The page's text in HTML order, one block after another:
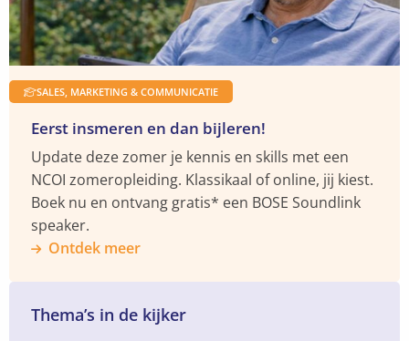
Eerst insmeren en dan bijleren!
SALES, MARKETING & COMMUNICATIE
Update deze zomer je kennis en skills met een
NCOI zomeropleiding. Klassikaal of online, jij kiest.
Boek nu en ontvang gratis* een BOSE Soundlink
speaker.
Ontdek meer
Thema’s in de kijker